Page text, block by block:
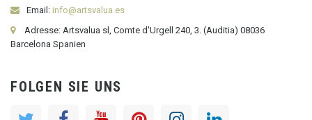
Email: info@artsvalua.es
Adresse: Artsvalua sl, Comte d'Urgell 240, 3. (Auditia) 08036
Barcelona Spanien
FOLGEN SIE UNS